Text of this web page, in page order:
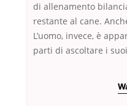
di allenamento
restante al cane.
L’uomo, invece, è
parti di ascoltare i